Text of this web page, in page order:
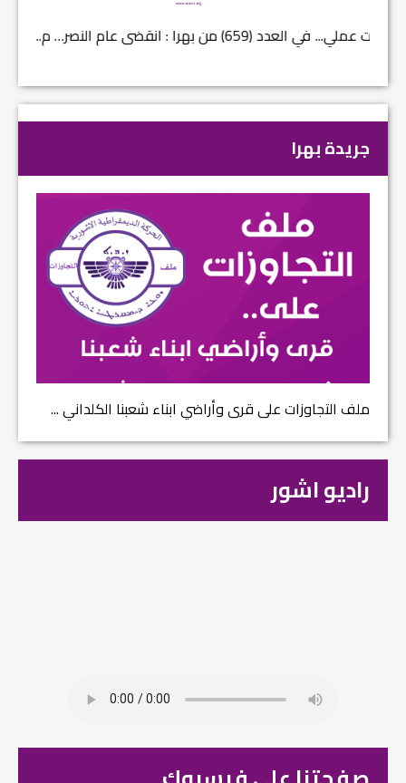
في العدد (659) من بهرا : انقضى عام النصر… م...
جريدة بهرا
ملف التجاوزات على قرى وأراضي ابناء شعبنا الكلداني ...
راديو اشور